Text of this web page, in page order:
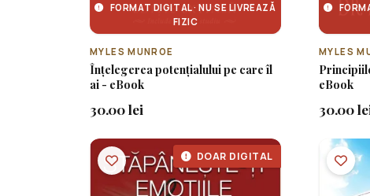
FORMAT DIGITAL · NU SE LIVREAZĂ
FIZIC
MYLES MUNROE
Înțelegerea potențialului pe care îl
ai - eBook
30.00 lei
MYLES
eBook
30.00
DOAR DIGITAL